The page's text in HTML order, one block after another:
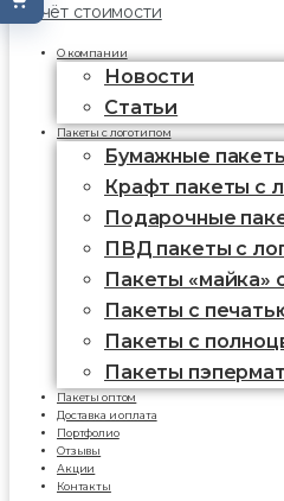
Расчёт стоимости
О компании
Новости
Статьи
Пакеты с логотипом
Бумажные
Крафт пакеты с
Подарочные
ПВД пакеты с
Пакеты «майка»
Пакеты c
Пакеты с
Пакеты
Пакеты оптом
Доставка и оплата
Портфолио
Отзывы
Акции
Контакты